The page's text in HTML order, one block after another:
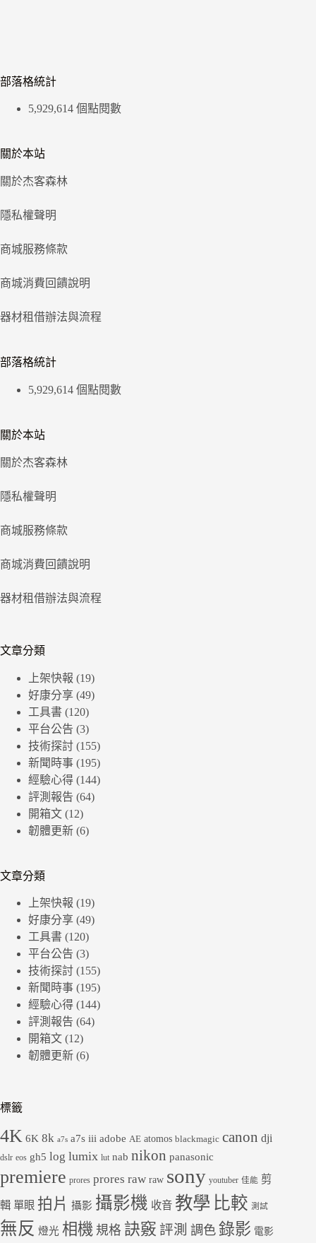
部落格統計
5,929,614 個點閱數
關於本站
關於杰客森林
隱私權聲明
商城服務條款
商城消費回饋說明
器材租借辦法與流程
部落格統計
5,929,614 個點閱數
關於本站
關於杰客森林
隱私權聲明
商城服務條款
商城消費回饋說明
器材租借辦法與流程
文章分類
上架快報 (19)
好康分享 (49)
工具書 (120)
平台公告 (3)
技術探討 (155)
新聞時事 (195)
經驗心得 (144)
評測報告 (64)
開箱文 (12)
韌體更新 (6)
文章分類
上架快報 (19)
好康分享 (49)
工具書 (120)
平台公告 (3)
技術探討 (155)
新聞時事 (195)
經驗心得 (144)
評測報告 (64)
開箱文 (12)
韌體更新 (6)
標籤
4K 6K 8k a7s a7s iii adobe AE atomos blackmagic canon dji
dslr eos gh5 log lumix lut nab nikon panasonic
premiere prores prores raw raw sony youtuber 佳能 剪
輯 單眼 拍片 攝影 攝影機 收音 教學 比較 測試
無反 燈光 相機 規格 訣竅 評測 調色 錄影 電影